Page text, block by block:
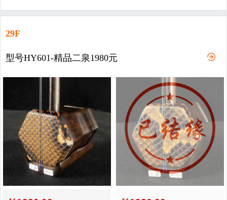
29F
型号HY601-精品二泉1980元